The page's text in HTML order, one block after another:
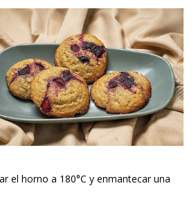
el horno a 180°C y enmantecar una